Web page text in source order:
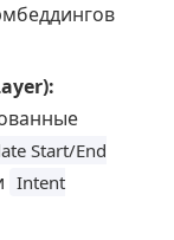
Start/End
Intent